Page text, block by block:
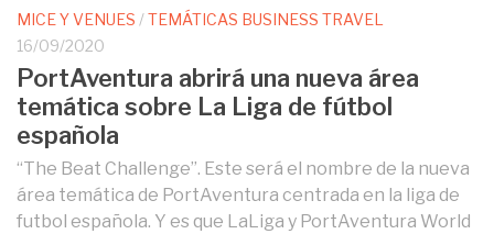
MICE Y VENUES /TEMÁTICAS BUSINESS TRAVEL
16/09/2020
PortAventura abrirá una nueva área
temática sobre La Liga de fútbol
española
“The Beat Challenge”. Este será el nombre de la nueva
área temática de PortAventura centrada en la liga de
futbol española. Y es que LaLiga y PortAventura World